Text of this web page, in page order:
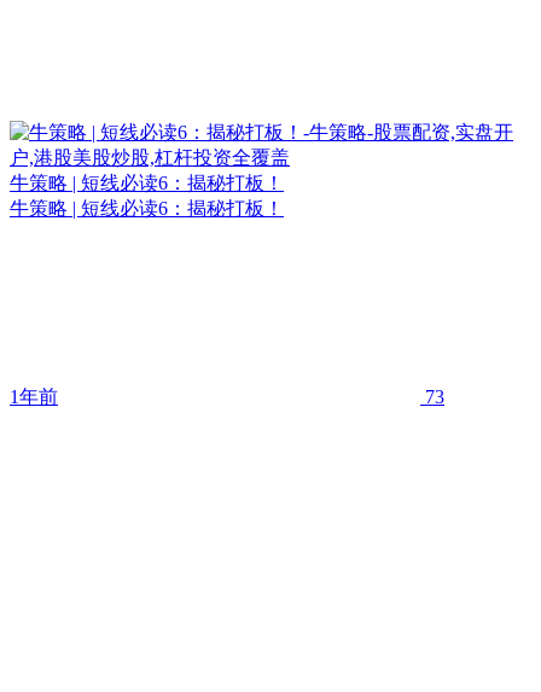
牛策略 | 短线必读6：揭秘打板！
牛策略 | 短线必读6：揭秘打板！
1年前 73